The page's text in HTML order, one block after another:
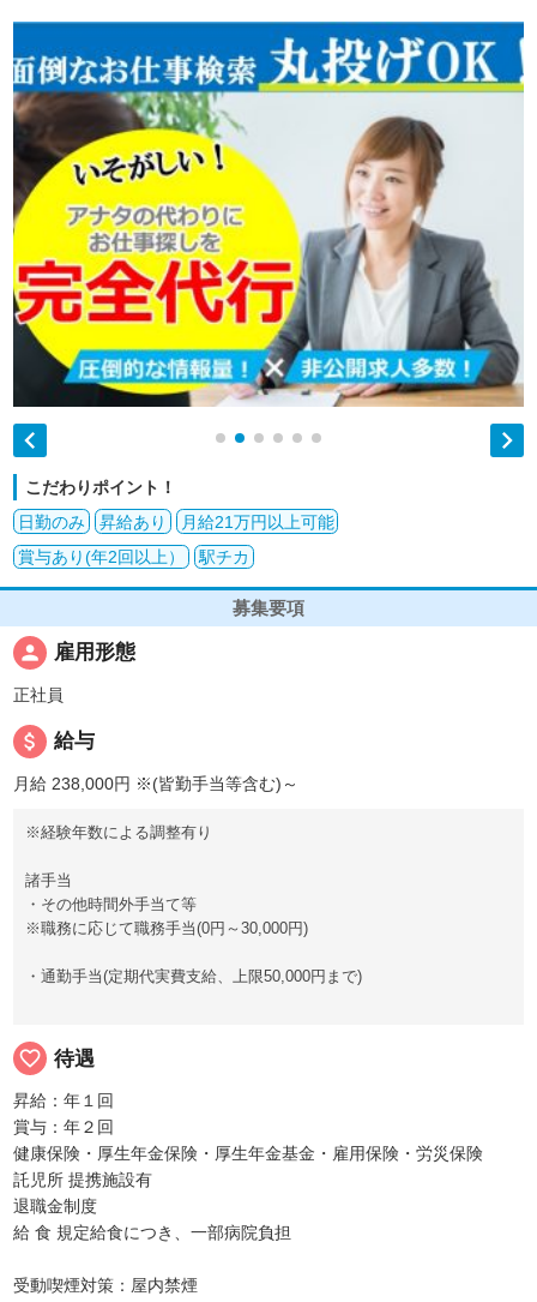
 
こだわりポイント！
日勤のみ
昇給あり
月給21万円以上可能
賞与あり(年2回以上）
駅チカ
募集要項
person 雇用形態
正社員
attach_money 給与
月給 238,000円 ※(皆勤手当等含む)～
※経験年数による調整有り
諸手当
・その他時間外手当て等
※職務に応じて職務手当(0円～30,000円)
・通勤手当(定期代実費支給、上限50,000円まで)
favorite_border 待遇
昇給：年１回
賞与：年２回
健康保険・厚生年金保険・厚生年金基金・雇用保険・労災保険
託児所 提携施設有
退職金制度
給 食 規定給食につき、一部病院負担
受動喫煙対策：屋内禁煙